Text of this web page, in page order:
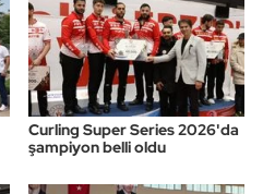
Curling Super Series 2026'da
şampiyon belli oldu